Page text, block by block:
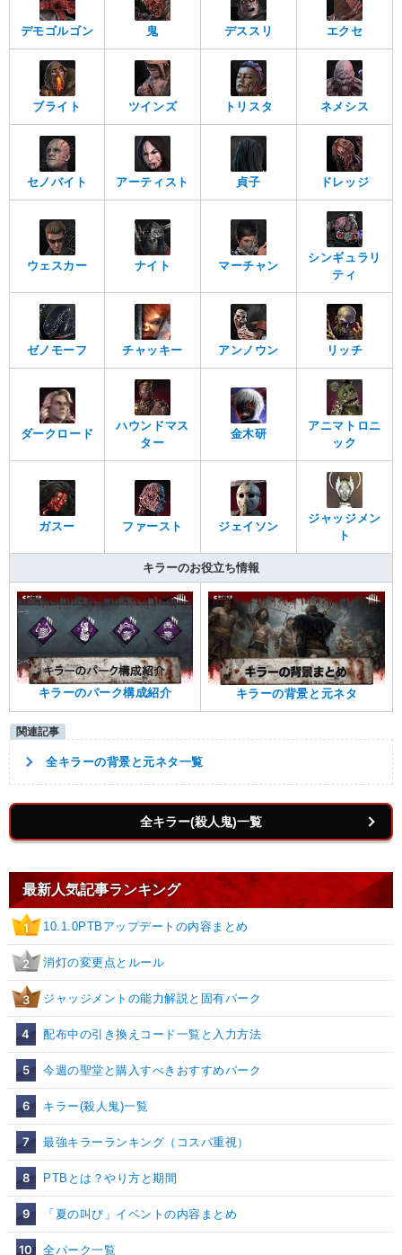
デモゴルゴン 鬼 デススリ エクセ
ブライト ツインズ トリスタ ネメシス
セノバイト アーティスト 貞子 ドレッジ
ウェスカー ナイト マーチャン
シンギュラリ
ティ
ゼノモーフ チャッキー アンノウン リッチ
ダークロード
ハウンドマス
ター
金木研
アニマトロニ
ック
ガスー ファースト ジェイソン
ジャッジメン
ト
キラーのお役立ち情報
キラーのパーク構成紹介 キラーの背景と元ネタ
全キラーの背景と元ネタ一覧
全キラー(殺人鬼)一覧
最新人気記事ランキング
1 10.1.0PTBアップデートの内容まとめ
2 消灯の変更点とルール
3 ジャッジメントの能力解説と固有パーク
4 配布中の引き換えコード一覧と入力方法
5 今週の聖堂と購入すべきおすすめパーク
6 キラー(殺人鬼)一覧
7 最強キラーランキング（コスパ重視）
8 PTBとは？やり方と期間
9 「夏の叫び」イベントの内容まとめ
10 全パーク一覧